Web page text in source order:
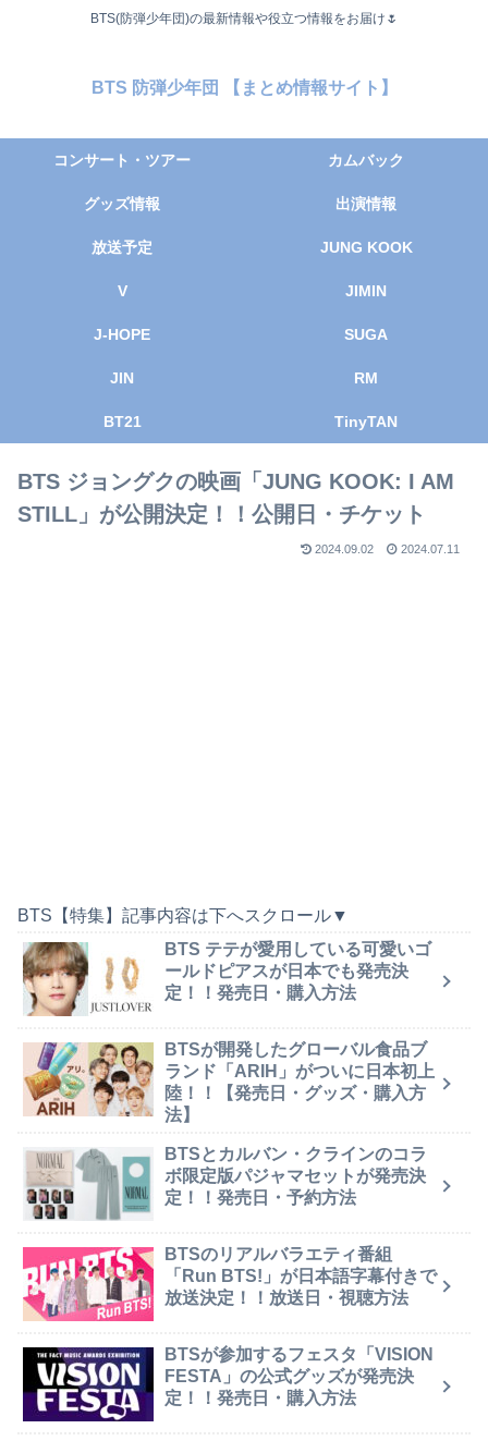
BTS(防弾少年団)の最新情報や役立つ情報をお届け🌷
BTS 防弾少年団 【まとめ情報サイト】
コンサート・ツアー カムバック
グッズ情報 出演情報
放送予定 JUNG KOOK
V JIMIN
J-HOPE SUGA
JIN RM
BT21 TinyTAN
BTS ジョングクの映画「JUNG KOOK: I AM
STILL」が公開決定！！公開日・チケット
2024.09.02 2024.07.11
BTS【特集】記事内容は下へスクロール▼
BTS テテが愛用している可愛いゴ
ールドピアスが日本でも発売決
定！！発売日・購入方法
BTSが開発したグローバル食品ブ
ランド「ARIH」がついに日本初上
陸！！【発売日・グッズ・購入方
法】
BTSとカルバン・クラインのコラ
ボ限定版パジャマセットが発売決
定！！発売日・予約方法
BTSのリアルバラエティ番組
「Run BTS!」が日本語字幕付きで
放送決定！！放送日・視聴方法
BTSが参加するフェスタ「VISION
FESTA」の公式グッズが発売決
定！！発売日・購入方法